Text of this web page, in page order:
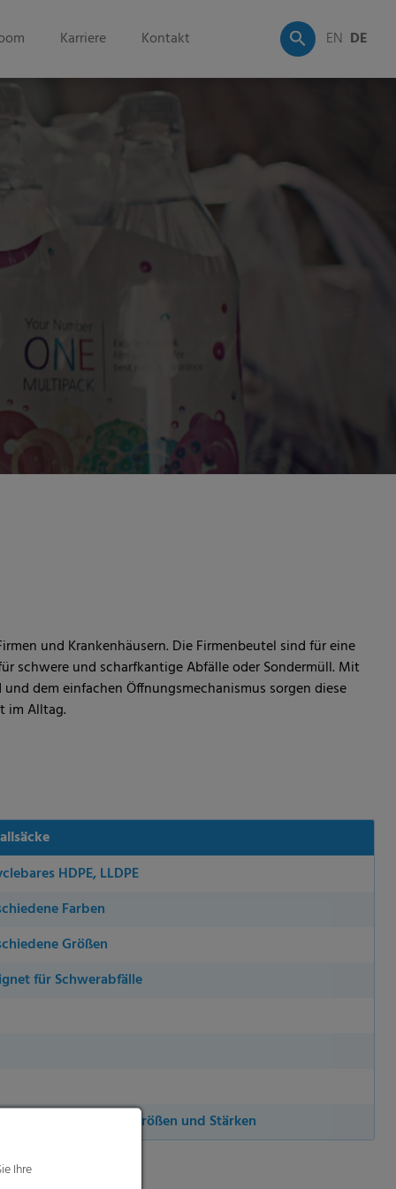
Karriere Kontakt EN DE
und Krankenhäusern. Die Firmenbeutel sind für eine
schwere und scharfkantige Abfälle oder Sondermüll. Mit
dem einfachen Öffnungsmechanismus sorgen diese
im Alltag.
HDPE, LLDPE
Farben
Größen
für Schwerabfälle
vollen Palette an Größen und Stärken
Ihre